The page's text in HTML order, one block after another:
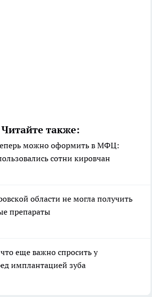
Читайте также:
можно оформить в МФЦ:
сотни кировчан
области не могла получить
препараты
еще важно спросить у
имплантацией зуба